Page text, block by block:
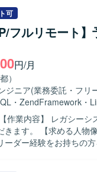
プリケーション開発に主体的に取り
ながら開発を推進できる方を求
ーズにおいて、アーキ
】 Swift、Kotlin、Go、GCP、GitHub Actions、
、BigQuery、
使用します。開発手法
可
フルリモート
円/月
）
ジニア(業務委託・フリ
・ ZendFramework ・
での業務に抵抗がなく、開発プロ
をお持ちの方を求めています。 【ポジ